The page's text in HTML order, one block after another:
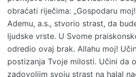
obraćati riječima: „Gospodaru
Ademu, a.s., stvorio strast, da
ljudske vrste. U Svome
odredio ovaj brak. Allahu moj!
postizanja Tvoje milosti. Učini da
zadovoljim svoju strast na halal